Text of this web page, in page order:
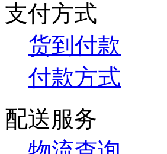
支付方式
货到付款
付款方式
配送服务